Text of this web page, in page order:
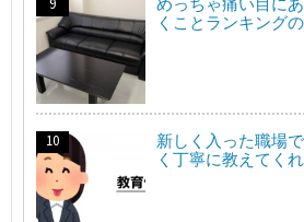
くことランキング
新しく入った職場
く丁寧に教えてく